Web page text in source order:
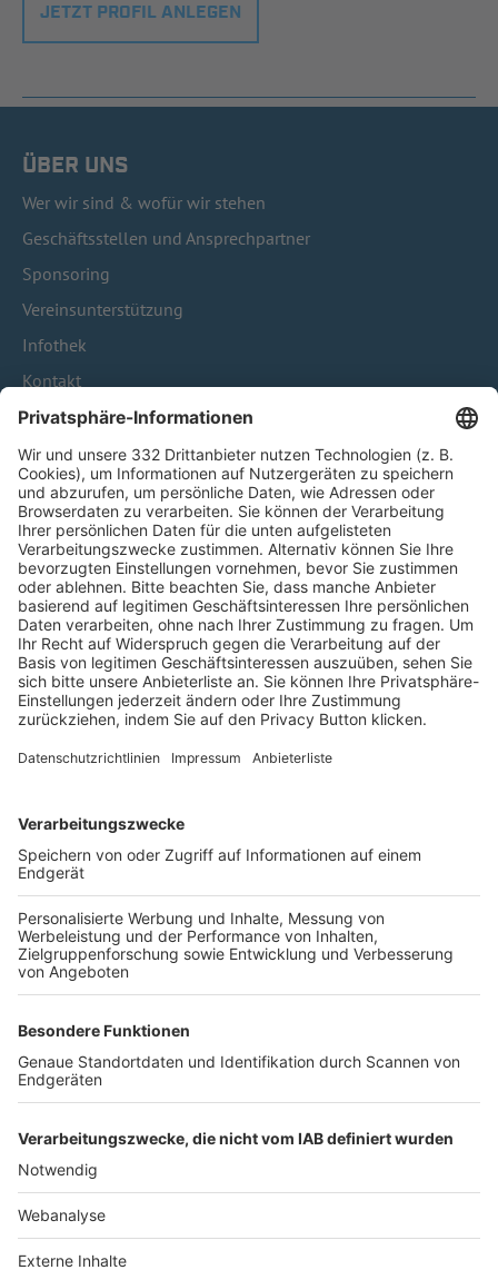
JETZT PROFIL ANLEGEN
ÜBER UNS
Wer wir sind & wofür wir stehen
Geschäftsstellen und Ansprechpartner
Sponsoring
Vereinsunterstützung
Infothek
Kontakt
HÄUFIG BESUCHTE SEITEN
Pässe und Vereinswechsel
Trainerausbildung
Schulungsangebot Vereinsmitarbeiter
BFV-Geschäftsstellen
Trainerbörse
Login SpielPlus
FOLGE DEM BFV
TOP-VEREINE
TOP-PARTNER
Nutzungsbedingungen Datenschutz Impressum